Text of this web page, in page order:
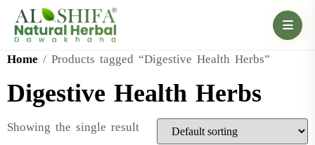
Home / Products tagged “Digestive Health Herbs”
Digestive Health Herbs
Showing the single result